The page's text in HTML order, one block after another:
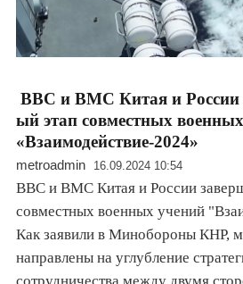
ВВС и ВМС Китая и России
ый этап совместных
«Взаимодействие-2024»
metroadmin 16.09.2024 10:54
ВВС и ВМС Китая и России
совместных военных учений
Как заявили в Минобороны КНР,
направлены на углубление